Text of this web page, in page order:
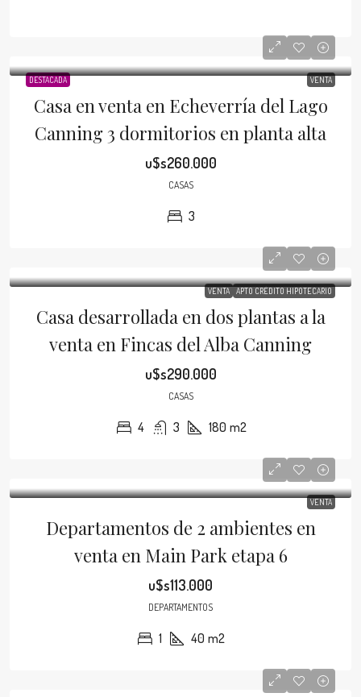
DESTACADA VENTA
Casa en venta en Echeverría del Lago
Canning 3 dormitorios en planta alta
u$s260.000
CASAS
3
VENTA APTO CRÉDITO HIPOTECARIO
Casa desarrollada en dos plantas a la
venta en Fincas del Alba Canning
u$s290.000
CASAS
4 3 180 m2
VENTA
Departamentos de 2 ambientes en
venta en Main Park etapa 6
u$s113.000
DEPARTAMENTOS
1 40 m2